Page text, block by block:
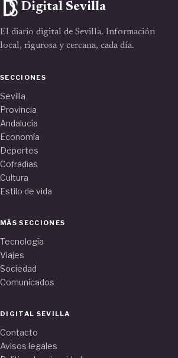
Digital Sevilla
El diario digital de Sevilla. Información
local, rigurosa y cercana, cada día.
SECCIONES
Sevilla
Provincia
Andalucía
Economía
Deportes
Cofradías
Cultura
Estilo de vida
MÁS SECCIONES
Tecnología
Viajes
Sociedad
Comunicados
DIGITAL SEVILLA
Contacto
Avisos legales